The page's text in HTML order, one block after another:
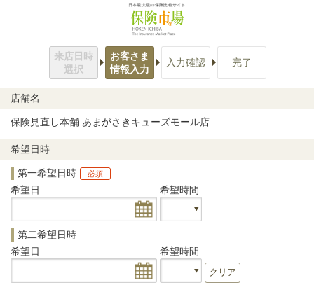
日本最大級の保険比較サイト
来店日時
選択
お客さま
情報入力
入力確認 完了
店舗名
保険見直し本舗 あまがさきキューズモール店
希望日時
第一希望日時 必須
希望日 希望時間
第二希望日時
希望日
希望時間
クリア